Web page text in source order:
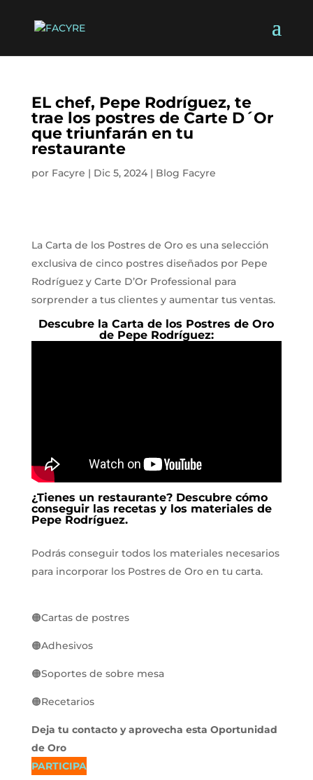
EL chef, Pepe Rodríguez, te
trae los postres de Carte D´Or
que triunfarán en tu
restaurante
por Facyre | Dic 5, 2024| Blog Facyre
La Carta de los Postres de Oro es una selección
exclusiva de cinco postres diseñados por Pepe
Rodríguez y Carte D’Or Professional para
sorprender a tus clientes y aumentar tus ventas.
Descubre la Carta de los Postres de Oro
de Pepe Rodríguez:
¿Tienes un restaurante? Descubre cómo
conseguir las recetas y los materiales de
Pepe Rodríguez.
Podrás conseguir todos los materiales necesarios
para incorporar los Postres de Oro en tu carta.
🟠Cartas de postres
🟠Adhesivos
🟠Soportes de sobre mesa
🟠Recetarios
Deja tu contacto y aprovecha esta Oportunidad
de Oro
PARTICIPA